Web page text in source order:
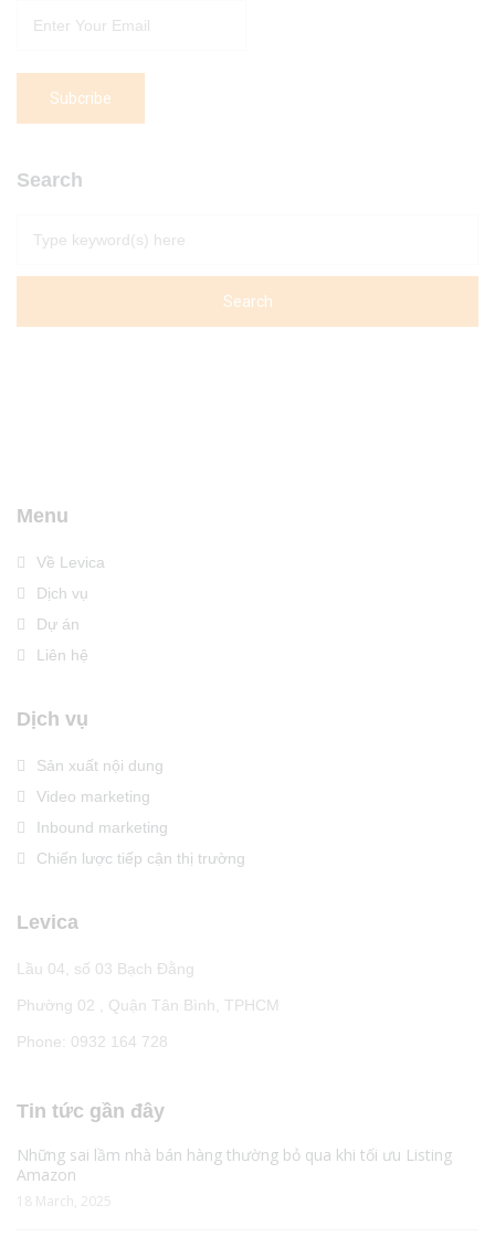
Search
Menu
Về Levica
Dịch vụ
Dự án
Liên hệ
Dịch vụ
Sản xuất nội dung
Video marketing
Inbound marketing
Chiến lược tiếp cận thị trường
Levica
Lầu 04, số 03 Bạch Đằng
Phường 02 , Quận Tân Bình, TPHCM
Phone: 0932 164 728
Tin tức gần đây
Những sai lầm nhà bán hàng thường bỏ qua khi tối ưu Listing
Amazon
18 March, 2025